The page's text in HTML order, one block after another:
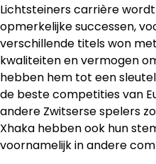
Lichtsteiners carrière
opmerkelijke successen,
verschillende titels won
kwaliteiten en vermogen
hebben hem tot een
de beste competities van
andere Zwitserse spelers
Xhaka hebben ook hun
voornamelijk in andere